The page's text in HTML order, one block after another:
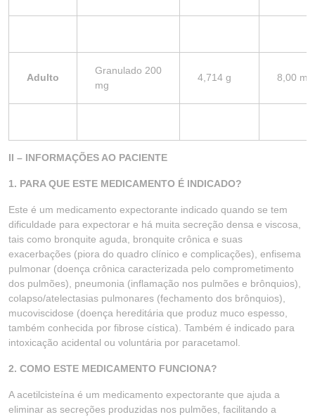
Adulto
Granulado 200
mg
4,714 g 8,00 mg
II – INFORMAÇÕES AO PACIENTE
1. PARA QUE ESTE MEDICAMENTO É INDICADO?
Este é um medicamento expectorante indicado quando se tem
dificuldade para expectorar e há muita secreção densa e viscosa,
tais como bronquite aguda, bronquite crônica e suas
exacerbações (piora do quadro clínico e complicações), enfisema
pulmonar (doença crônica caracterizada pelo comprometimento
dos pulmões), pneumonia (inflamação nos pulmões e brônquios),
colapso/atelectasias pulmonares (fechamento dos brônquios),
mucoviscidose (doença hereditária que produz muco espesso,
também conhecida por fibrose cística). Também é indicado para
intoxicação acidental ou voluntária por paracetamol.
2. COMO ESTE MEDICAMENTO FUNCIONA?
A acetilcisteína é um medicamento expectorante que ajuda a
eliminar as secreções produzidas nos pulmões, facilitando a